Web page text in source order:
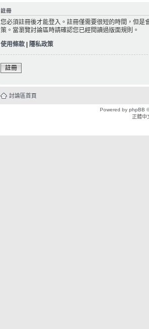
註冊
您必須註冊後才能登入。註冊僅需要很短的時間，但
策。當瀏覽討論區時請確認您已經閱讀過版面規則。
使用條款
隱私政策
註冊
討論區首頁
Powered by phpBB
正體中